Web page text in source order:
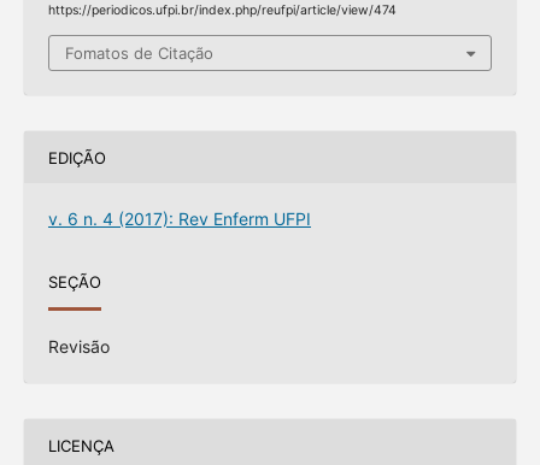
https://periodicos.ufpi.br/index.php/reufpi/article/view/474
Fomatos de Citação
EDIÇÃO
v. 6 n. 4 (2017): Rev Enferm UFPI
SEÇÃO
Revisão
LICENÇA